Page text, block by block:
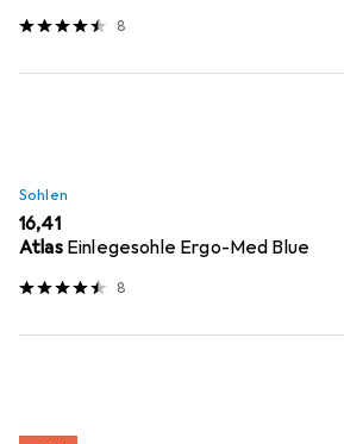
8
Sohlen
EUR
16,41
Atlas Einlegesohle Ergo-Med Blue
8